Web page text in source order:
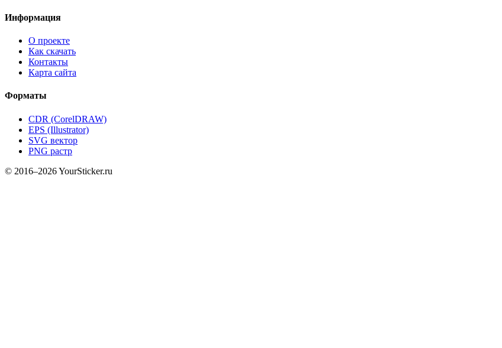
Информация
О проекте
Как скачать
Контакты
Карта сайта
Форматы
CDR (CorelDRAW)
EPS (Illustrator)
SVG вектор
PNG растр
© 2016–2026 YourSticker.ru